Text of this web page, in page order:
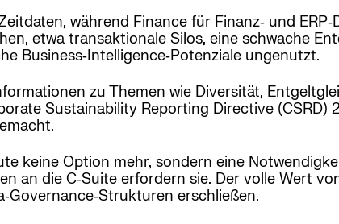
während Finance für Finanz‑ und
etwa transaktionale Silos, eine schwache
Business‑Intelligence‑Potenziale ungenutzt.
zu Themen wie Diversität,
Sustainability Reporting Directive (CSRD)
keine Option mehr, sondern eine
an die C‑Suite erfordern sie. Der volle Wert
erschließen.